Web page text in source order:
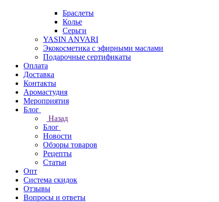
Браслеты
Колье
Серьги
YASIN ANVARI
Экокосметика с эфирными маслами
Подарочные сертификаты
Оплата
Доставка
Контакты
Аромастудия
Мероприятия
Блог
Назад
Блог
Новости
Обзоры товаров
Рецепты
Статьи
Опт
Система скидок
Отзывы
Вопросы и ответы